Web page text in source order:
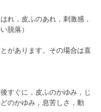
れ，皮ふのあれ，刺激感，
脱落）
があります。その場合は直
すぐに，皮ふのかゆみ，じ
のかゆみ，息苦しさ，動